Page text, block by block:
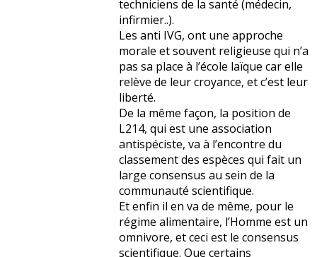
techniciens de la santé (médecin,
infirmier..).
Les anti IVG, ont une approche
morale et souvent religieuse qui n’a
pas sa place à l’école laïque car elle
relève de leur croyance, et c’est leur
liberté.
De la même façon, la position de
L214, qui est une association
antispéciste, va à l’encontre du
classement des espèces qui fait un
large consensus au sein de la
communauté scientifique.
Et enfin il en va de même, pour le
régime alimentaire, l’Homme est un
omnivore, et ceci est le consensus
scientifique. Que certains